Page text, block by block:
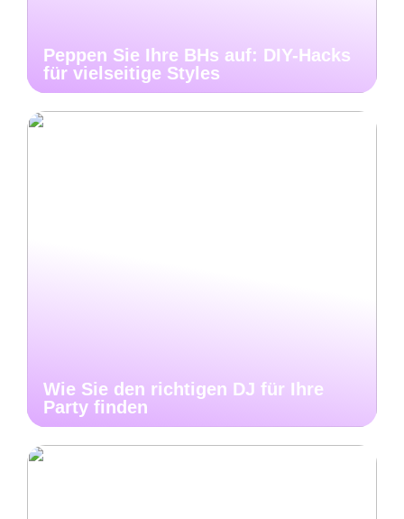
Peppen Sie Ihre BHs auf: DIY-Hacks
für vielseitige Styles
Wie Sie den richtigen DJ für Ihre
Party finden